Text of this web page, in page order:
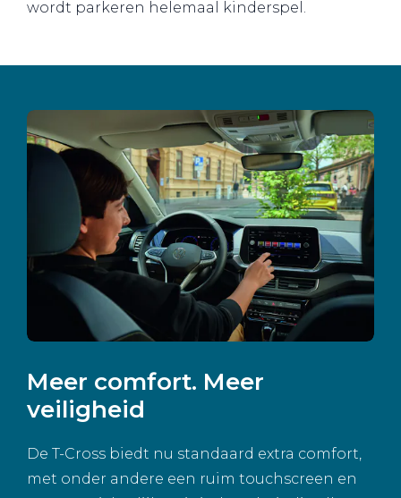
wordt parkeren helemaal kinderspel.
Meer comfort. Meer
veiligheid
De T-Cross biedt nu standaard extra comfort,
met onder andere een ruim touchscreen en